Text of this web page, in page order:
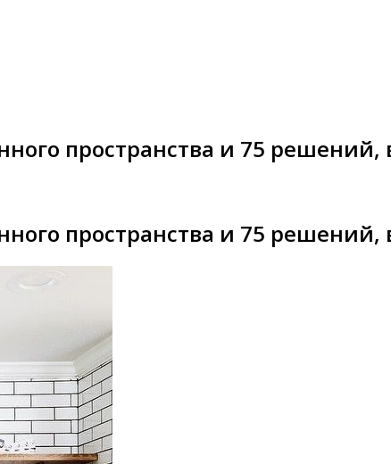
пространства и 75 решений,
пространства и 75 решений,